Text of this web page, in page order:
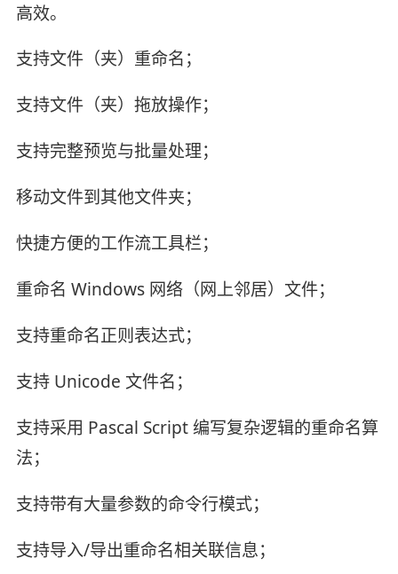
高效。
支持文件（夹）重命名；
支持文件（夹）拖放操作；
支持完整预览与批量处理；
移动文件到其他文件夹；
快捷方便的工作流工具栏；
重命名 Windows 网络（网上邻居）文件；
支持重命名正则表达式；
支持 Unicode 文件名；
支持采用 Pascal Script 编写复杂逻辑的重命名算
法；
支持带有大量参数的命令行模式；
支持导入/导出重命名相关联信息；